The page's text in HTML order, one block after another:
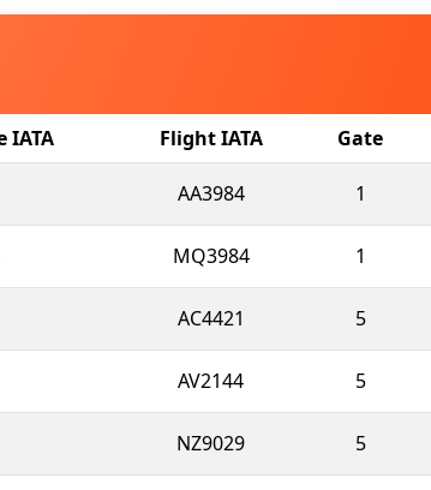
IATA Flight IATA Gate
AA3984 1
MQ3984 1
AC4421 5
AV2144 5
NZ9029 5